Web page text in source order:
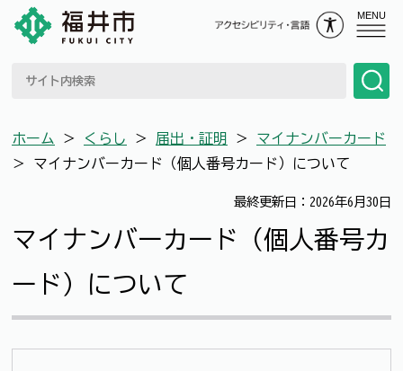
MENU
ホーム ＞ くらし ＞ 届出・証明 ＞ マイナンバーカード
＞ マイナンバーカード（個人番号カード）について
最終更新日：2026年6月30日
マイナンバーカード（個人番号カ
ード）について